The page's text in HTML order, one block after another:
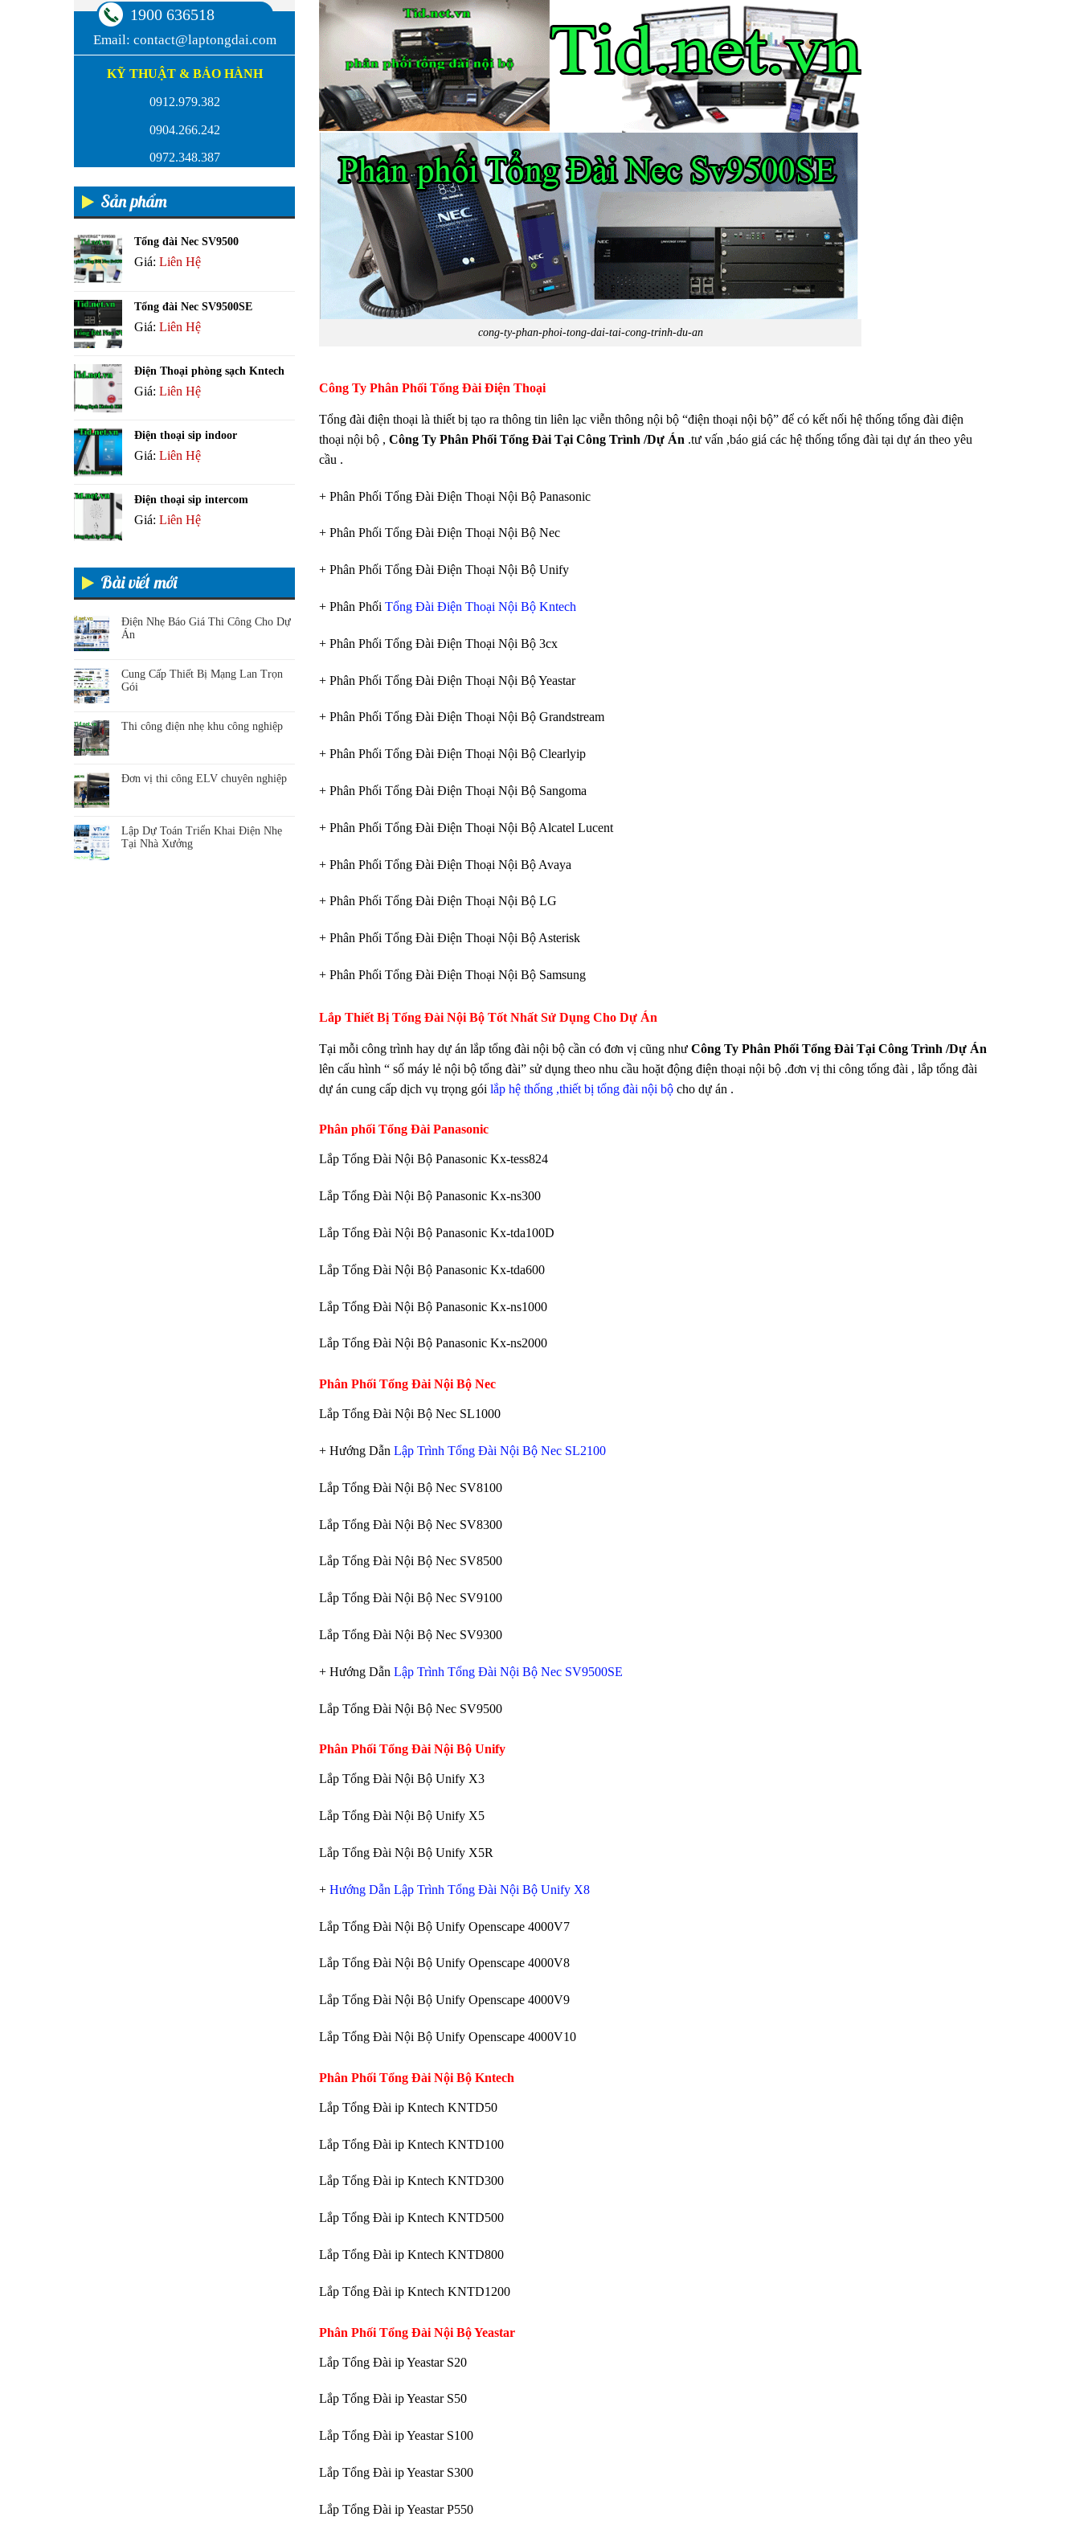
1900 636518
Email: contact@laptongdai.com
KỸ THUẬT & BẢO HÀNH
0912.979.382
0904.266.242
0972.348.387
Sản phẩm
Tổng đài Nec SV9500
Giá: Liên Hệ
Tổng đài Nec SV9500SE
Giá: Liên Hệ
Điện Thoại phòng sạch Kntech
Giá: Liên Hệ
Điện thoại sip indoor
Giá: Liên Hệ
Điện thoại sip intercom
Giá: Liên Hệ
Bài viết mới
Điện Nhẹ Báo Giá Thi Công Cho Dự
Án
Cung Cấp Thiết Bị Mạng Lan Trọn
Gói
Thi công điện nhẹ khu công nghiệp
Đơn vị thi công ELV chuyên nghiệp
Lập Dự Toán Triển Khai Điện Nhẹ
Tại Nhà Xưởng
cong-ty-phan-phoi-tong-dai-tai-cong-trinh-du-an
Công Ty Phân Phối Tổng Đài Điện Thoại
Tổng đài điện thoại là thiết bị tạo ra thông tin liên lạc viễn thông nội bộ “điện thoại nội bộ” để có kết nối hệ thống tổng đài điện
thoại nội bộ , Công Ty Phân Phối Tổng Đài Tại Công Trình /Dự Án .tư vấn ,báo giá các hệ thống tổng đài tại dự án theo yêu
cầu .
+ Phân Phối Tổng Đài Điện Thoại Nội Bộ Panasonic
+ Phân Phối Tổng Đài Điện Thoại Nội Bộ Nec
+ Phân Phối Tổng Đài Điện Thoại Nội Bộ Unify
+ Phân Phối Tổng Đài Điện Thoại Nội Bộ Kntech
+ Phân Phối Tổng Đài Điện Thoại Nội Bộ 3cx
+ Phân Phối Tổng Đài Điện Thoại Nội Bộ Yeastar
+ Phân Phối Tổng Đài Điện Thoại Nội Bộ Grandstream
+ Phân Phối Tổng Đài Điện Thoại Nội Bộ Clearlyip
+ Phân Phối Tổng Đài Điện Thoại Nội Bộ Sangoma
+ Phân Phối Tổng Đài Điện Thoại Nội Bộ Alcatel Lucent
+ Phân Phối Tổng Đài Điện Thoại Nội Bộ Avaya
+ Phân Phối Tổng Đài Điện Thoại Nội Bộ LG
+ Phân Phối Tổng Đài Điện Thoại Nội Bộ Asterisk
+ Phân Phối Tổng Đài Điện Thoại Nội Bộ Samsung
Lắp Thiết Bị Tổng Đài Nội Bộ Tốt Nhất Sử Dụng Cho Dự Án
Tại mỗi công trình hay dự án lắp tổng đài nội bộ cần có đơn vị cũng như Công Ty Phân Phối Tổng Đài Tại Công Trình /Dự Án
lên cấu hình “ số máy lẻ nội bộ tổng đài” sử dụng theo nhu cầu hoặt động điện thoại nội bộ .đơn vị thi công tổng đài , lắp tổng đài
dự án cung cấp dịch vụ trọng gói lắp hệ thống ,thiết bị tổng đài nội bộ cho dự án .
Phân phối Tổng Đài Panasonic
Lắp Tổng Đài Nội Bộ Panasonic Kx-tess824
Lắp Tổng Đài Nội Bộ Panasonic Kx-ns300
Lắp Tổng Đài Nội Bộ Panasonic Kx-tda100D
Lắp Tổng Đài Nội Bộ Panasonic Kx-tda600
Lắp Tổng Đài Nội Bộ Panasonic Kx-ns1000
Lắp Tổng Đài Nội Bộ Panasonic Kx-ns2000
Phân Phối Tổng Đài Nội Bộ Nec
Lắp Tổng Đài Nội Bộ Nec SL1000
+ Hướng Dẫn Lập Trình Tổng Đài Nội Bộ Nec SL2100
Lắp Tổng Đài Nội Bộ Nec SV8100
Lắp Tổng Đài Nội Bộ Nec SV8300
Lắp Tổng Đài Nội Bộ Nec SV8500
Lắp Tổng Đài Nội Bộ Nec SV9100
Lắp Tổng Đài Nội Bộ Nec SV9300
+ Hướng Dẫn Lập Trình Tổng Đài Nội Bộ Nec SV9500SE
Lắp Tổng Đài Nội Bộ Nec SV9500
Phân Phối Tổng Đài Nội Bộ Unify
Lắp Tổng Đài Nội Bộ Unify X3
Lắp Tổng Đài Nội Bộ Unify X5
Lắp Tổng Đài Nội Bộ Unify X5R
+ Hướng Dẫn Lập Trình Tổng Đài Nội Bộ Unify X8
Lắp Tổng Đài Nội Bộ Unify Openscape 4000V7
Lắp Tổng Đài Nội Bộ Unify Openscape 4000V8
Lắp Tổng Đài Nội Bộ Unify Openscape 4000V9
Lắp Tổng Đài Nội Bộ Unify Openscape 4000V10
Phân Phối Tổng Đài Nội Bộ Kntech
Lắp Tổng Đài ip Kntech KNTD50
Lắp Tổng Đài ip Kntech KNTD100
Lắp Tổng Đài ip Kntech KNTD300
Lắp Tổng Đài ip Kntech KNTD500
Lắp Tổng Đài ip Kntech KNTD800
Lắp Tổng Đài ip Kntech KNTD1200
Phân Phối Tổng Đài Nội Bộ Yeastar
Lắp Tổng Đài ip Yeastar S20
Lắp Tổng Đài ip Yeastar S50
Lắp Tổng Đài ip Yeastar S100
Lắp Tổng Đài ip Yeastar S300
Lắp Tổng Đài ip Yeastar P550